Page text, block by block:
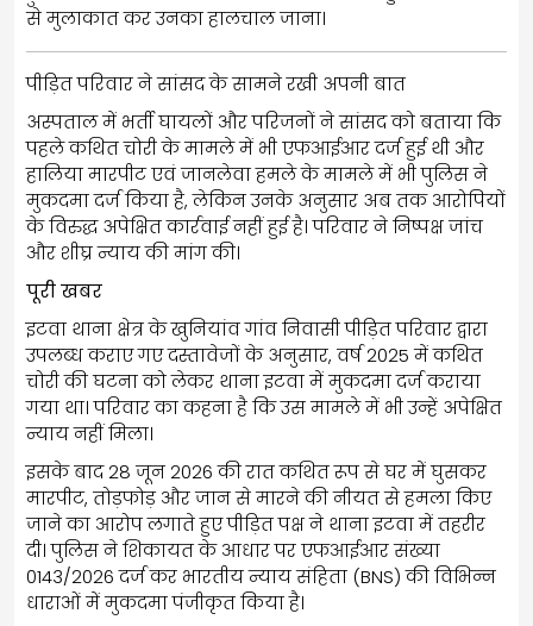
से मुलाकात कर उनका हालचाल जाना।
पीड़ित परिवार ने सांसद के सामने रखी अपनी बात
अस्पताल में भर्ती घायलों और परिजनों ने सांसद को बताया कि
पहले कथित चोरी के मामले में भी एफआईआर दर्ज हुई थी और
हालिया मारपीट एवं जानलेवा हमले के मामले में भी पुलिस ने
मुकदमा दर्ज किया है, लेकिन उनके अनुसार अब तक आरोपियों
के विरुद्ध अपेक्षित कार्रवाई नहीं हुई है। परिवार ने निष्पक्ष जांच
और शीघ्र न्याय की मांग की।
पूरी खबर
इटवा थाना क्षेत्र के खुनियांव गांव निवासी पीड़ित परिवार द्वारा
उपलब्ध कराए गए दस्तावेजों के अनुसार, वर्ष 2025 में कथित
चोरी की घटना को लेकर थाना इटवा में मुकदमा दर्ज कराया
गया था। परिवार का कहना है कि उस मामले में भी उन्हें अपेक्षित
न्याय नहीं मिला।
इसके बाद 28 जून 2026 की रात कथित रूप से घर में घुसकर
मारपीट, तोड़फोड़ और जान से मारने की नीयत से हमला किए
जाने का आरोप लगाते हुए पीड़ित पक्ष ने थाना इटवा में तहरीर
दी। पुलिस ने शिकायत के आधार पर एफआईआर संख्या
0143/2026 दर्ज कर भारतीय न्याय संहिता (BNS) की विभिन्न
धाराओं में मुकदमा पंजीकृत किया है।